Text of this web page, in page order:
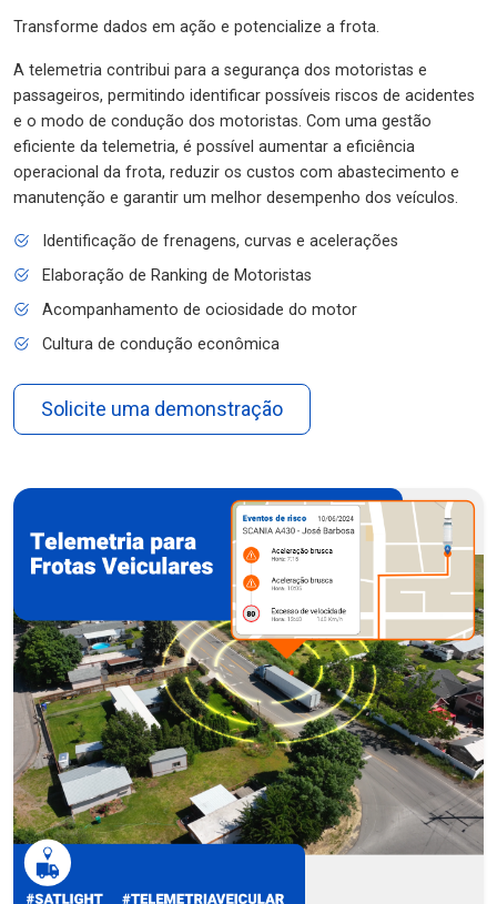
Transforme dados em ação e potencialize a frota.
A telemetria contribui para a segurança dos motoristas e
passageiros, permitindo identificar possíveis riscos de acidentes
e o modo de condução dos motoristas. Com uma gestão
eficiente da telemetria, é possível aumentar a eficiência
operacional da frota, reduzir os custos com abastecimento e
manutenção e garantir um melhor desempenho dos veículos.
Identificação de frenagens, curvas e acelerações
Elaboração de Ranking de Motoristas
Acompanhamento de ociosidade do motor
Cultura de condução econômica
Solicite uma demonstração